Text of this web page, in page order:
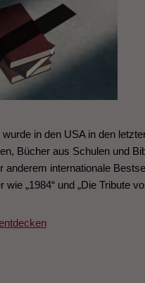
in den USA in den
Bücher aus Schulen und
anderem internationale
„1984“ und „Die Tribute